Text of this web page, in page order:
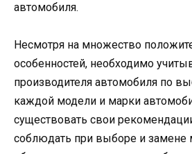
автомобиля.
Несмотря на множество
особенностей, необходимо
производителя автомобиля по
каждой модели и марки
существовать свои
соблюдать при выборе и замене